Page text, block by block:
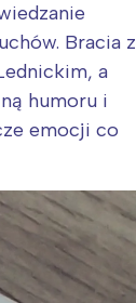
Bracia z
a
humoru i
emocji co